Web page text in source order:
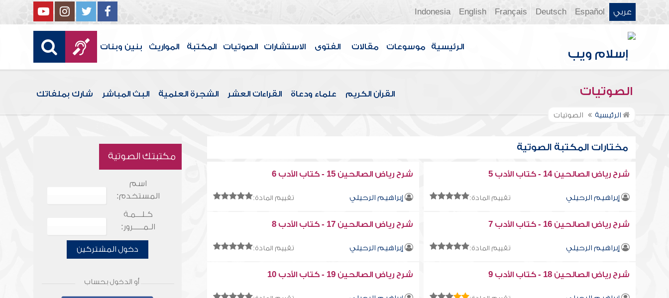
عربي Español
Deutsch
Français
English
Indonesia
الرئيسية موسوعات مقالات الفتوى الاستشارات الصوتيات المكتبة المواريث بنين وبنات
الصوتيات القرآن الكريم علماء ودعاة القراءات العشر الشجرة العلمية البث المباشر شارك بملفاتك
الرئيسية الصوتيات
مختارات المكتبة الصوتية
شرح رياض الصالحين 14 - كتاب الأدب 5
إبراهيم الرحيلي تقييم المادة:
شرح رياض الصالحين 15 - كتاب الأدب 6
إبراهيم الرحيلي تقييم المادة:
شرح رياض الصالحين 16 - كتاب الأدب 7
إبراهيم الرحيلي تقييم المادة:
شرح رياض الصالحين 17 - كتاب الأدب 8
إبراهيم الرحيلي تقييم المادة:
شرح رياض الصالحين 18 - كتاب الأدب 9 شرح رياض الصالحين 19 - كتاب الأدب 10
مكتبتك الصوتية
اسم
المستخدم:
كـلـــمـة
الـمـــــرور:
دخول المشتركين
أو الدخول بحساب